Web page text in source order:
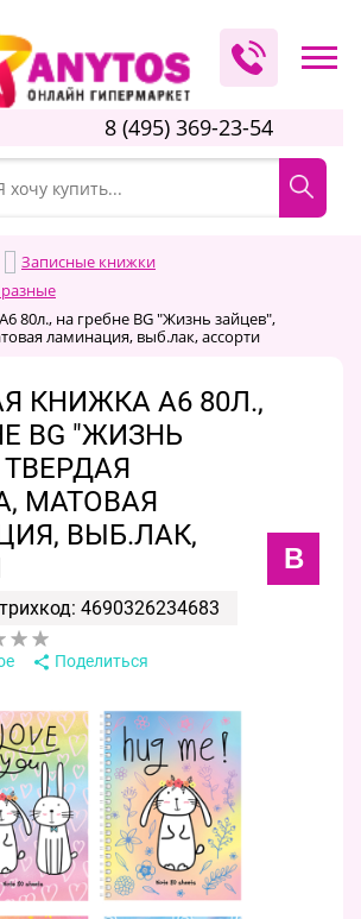
8 (495) 369-23-54
Записные книжки
80л., на гребне BG "Жизнь зайцев",
ламинация, выб.лак, ассорти
КНИЖКА А6 80Л.,
BG "ЖИЗНЬ
МАТОВАЯ
ВЫБ.ЛАК,
B
4690326234683
Поделиться